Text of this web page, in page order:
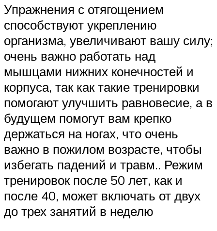
Упражнения с отягощением
способствуют укреплению
организма, увеличивают вашу силу;
очень важно работать над
мышцами нижних конечностей и
корпуса, так как такие тренировки
помогают улучшить равновесие, а в
будущем помогут вам крепко
держаться на ногах, что очень
важно в пожилом возрасте, чтобы
избегать падений и травм.. Режим
тренировок после 50 лет, как и
после 40, может включать от двух
до трех занятий в неделю